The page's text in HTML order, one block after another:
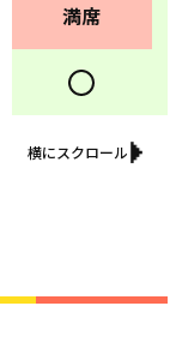
満席
○
横にスクロール